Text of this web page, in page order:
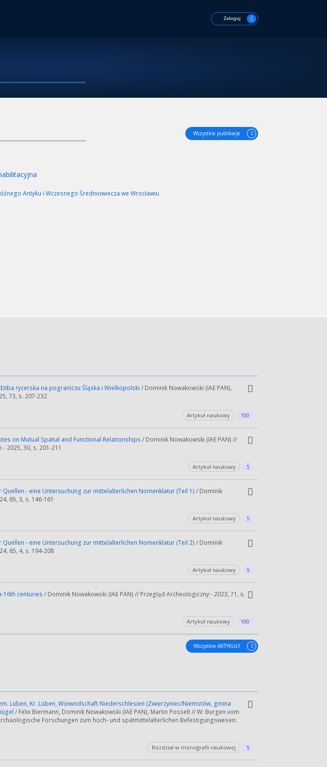
Zaloguj
Wszystkie publikacje
Antyku i Wczesnego Średniowiecza we Wrocławiu
rycerska na pograniczu Śląska i Wielkopolski / Dominik Nowakowski (IAE PAN),
73, s. 207-232
Artykuł naukowy 100
on Mutual Spatial and Functional Relationships / Dominik Nowakowski (IAE PAN) //
2025, 30, s. 201-211
Artykuł naukowy 5
- eine Untersuchung zur mittelalterlichen Nomenklatur (Teil 1) / Dominik
65, 3, s. 146-161
Artykuł naukowy 5
- eine Untersuchung zur mittelalterlichen Nomenklatur (Teil 2) / Dominik
65, 4, s. 194-208
Artykuł naukowy 5
16th centuries / Dominik Nowakowski (IAE PAN) // Przegląd Archeologiczny - 2023, 71, s.
Artykuł naukowy 100
Wszystkie ARTYKUŁY
Lüben, Kr. Lüben, Woiwodschaft Niederschlesien (Zwierzyniec/Niemstów, gmina
/ Felix Biermann, Dominik Nowakowski (IAE PAN), Martin Posselt // W: Burgen vom
Forschungen zum hoch- und spätmittelalterlichen Befestigungswesen:
Rozdział w monografii naukowej 5